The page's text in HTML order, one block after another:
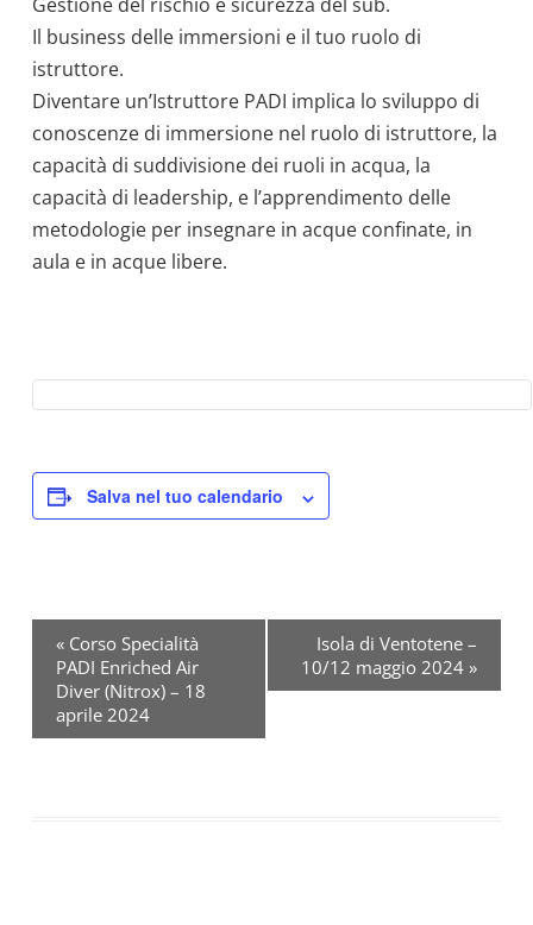
Il business delle immersioni e il tuo ruolo di
istruttore.
Diventare un’Istruttore PADI implica lo sviluppo di
conoscenze di immersione nel ruolo di istruttore, la
capacità di suddivisione dei ruoli in acqua, la
capacità di leadership, e l’apprendimento delle
metodologie per insegnare in acque confinate, in
aula e in acque libere.
Salva nel tuo calendario
« Corso Specialità
PADI Enriched Air
Diver (Nitrox) – 18
aprile 2024
Isola di Ventotene –
10/12 maggio 2024 »